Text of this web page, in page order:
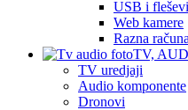
USB i fleševi
Web kamere
Razna
TV,
TV uredjaji
Audio komponente
Dronovi